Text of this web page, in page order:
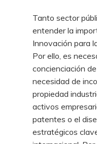
Tanto sector
entender la
Innovación para
Por ello, es
concienciación
necesidad de
propiedad
activos
patentes o el
estratégicos